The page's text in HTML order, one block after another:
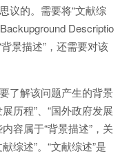
议的。需要将“文献综
Descriptio
景描述”，还需要对该
了解该问题产生的背景
历程”、“国外政府发展
容属于“背景描述”，关
综述”。“文献综述”是